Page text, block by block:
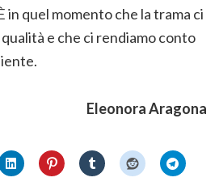
quel momento che la trama ci
e che ci rendiamo conto
Eleonora Aragona